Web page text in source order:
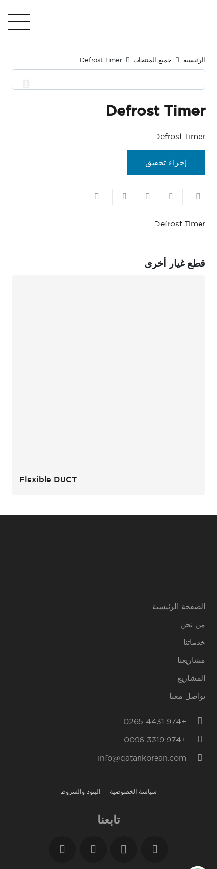
الرئيسية جميع المنتجات Defrost Timer
Defrost Timer
Defrost Timer
إجراء تحقيق
Defrost Timer
قطع غيار أخرى
Flexible DUCT
الصفحة الرئيسية
من نحن
خدماتنا
مشاريعنا
المشاريع
تواصل معنا
+974 4431 0265
+974 3319 0096
info@qatarikorean.com
سياسة الخصوصية البنود والشروط
تابعنا